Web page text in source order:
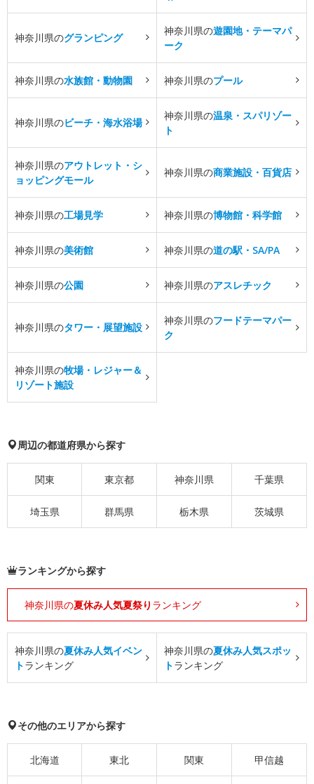
神奈川県のグランピング
神奈川県の遊園地・テーマパ
ーク
神奈川県の水族館・動物園 神奈川県のプール
神奈川県のビーチ・海水浴場
神奈川県の温泉・スパリゾー
ト
神奈川県のアウトレット・シ
ョッピングモール
神奈川県の商業施設・百貨店
神奈川県の工場見学 神奈川県の博物館・科学館
神奈川県の美術館 神奈川県の道の駅・SA/PA
神奈川県の公園 神奈川県のアスレチック
神奈川県のタワー・展望施設
神奈川県のフードテーマパー
ク
神奈川県の牧場・レジャー＆
リゾート施設
周辺の都道府県から探す
関東 東京都 神奈川県 千葉県
埼玉県 群馬県 栃木県 茨城県
ランキングから探す
神奈川県の夏休み人気夏祭り ランキング
神奈川県の夏休み人気イベン
トランキング
神奈川県の夏休み人気スポッ
トランキング
その他のエリアから探す
北海道 東北 関東 甲信越